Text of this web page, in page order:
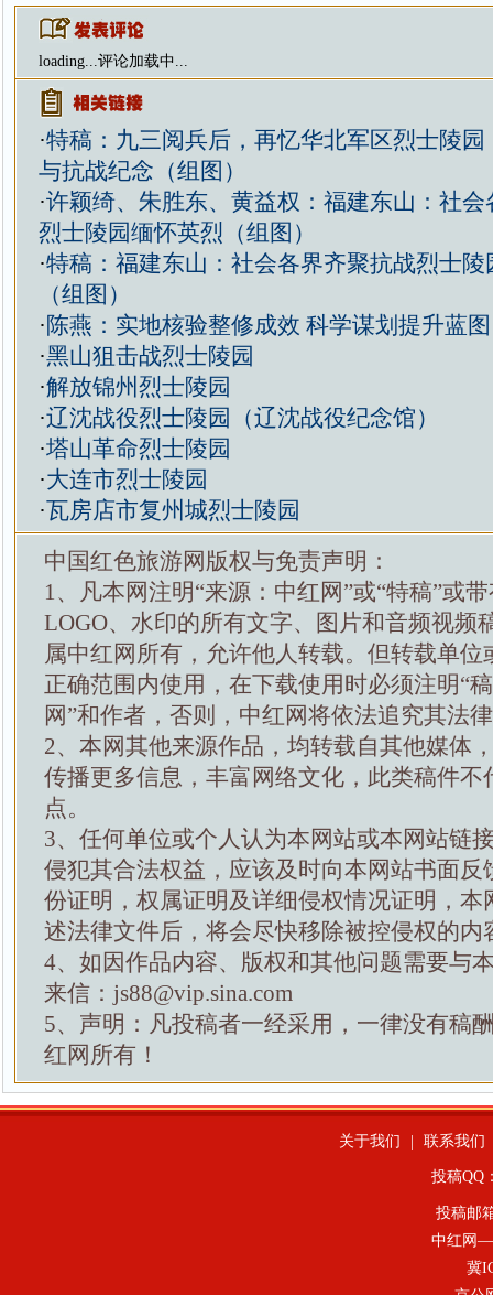
loading...评论加载中...
·特稿：九三阅兵后，再忆华北军区烈士陵园
与抗战纪念（组图）
·许颖绮、朱胜东、黄益权：福建东山：社会
烈士陵园缅怀英烈（组图）
·特稿：福建东山：社会各界齐聚抗战烈士陵
（组图）
· 陈燕：实地核验整修成效 科学谋划提升蓝
·黑山狙击战烈士陵园
·解放锦州烈士陵园
·辽沈战役烈士陵园（辽沈战役纪念馆）
·塔山革命烈士陵园
·大连市烈士陵园
·瓦房店市复州城烈士陵园
中国红色旅游网版权与免责声明：
1、凡本网注明“来源：中红网”或“特稿”或
LOGO、水印的所有文字、图片和音频视频
属中红网所有，允许他人转载。但转载单位
正确范围内使用，在下载使用时必须注明“
网”和作者，否则，中红网将依法追究其法
2、本网其他来源作品，均转载自其他媒体
传播更多信息，丰富网络文化，此类稿件不
点。
3、任何单位或个人认为本网站或本网站链
侵犯其合法权益，应该及时向本网站书面反
份证明，权属证明及详细侵权情况证明，本
述法律文件后，将会尽快移除被控侵权的内
4、如因作品内容、版权和其他问题需要与
来信：js88@vip.sina.com
5、声明：凡投稿者一经采用，一律没有稿
红网所有！
关于我们 联系我们
投稿QQ
投稿邮
中红网—
冀